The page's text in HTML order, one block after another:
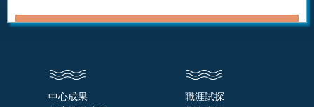
中心成果
職涯試探